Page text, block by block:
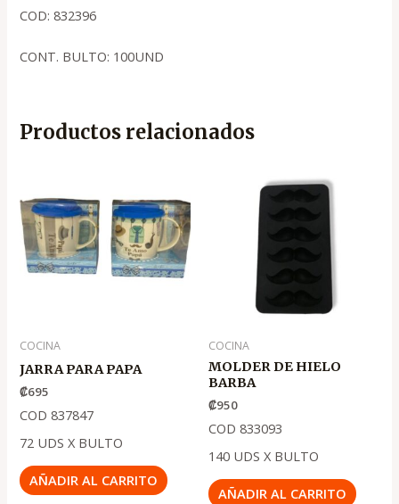
COD: 832396
CONT. BULTO: 100UND
Productos relacionados
COCINA
JARRA PARA PAPA
₡695
COD 837847
72 UDS X BULTO
AÑADIR AL CARRITO
COCINA
MOLDER DE HIELO
BARBA
₡950
COD 833093
140 UDS X BULTO
AÑADIR AL CARRITO